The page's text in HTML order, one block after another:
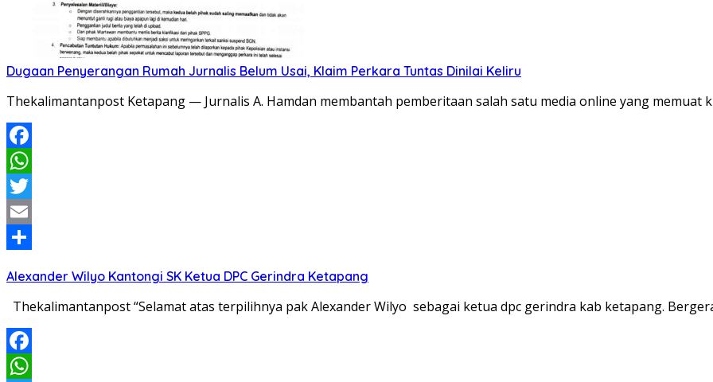
Dugaan Penyerangan Rumah Jurnalis Belum Usai, Klaim Perkara Tuntas Dinilai Keliru
Thekalimantanpost Ketapang — Jurnalis A. Hamdan membantah pemberitaan salah satu media online yang memuat
Facebook
WhatsApp
Twitter
Email
Alexander Wilyo Kantongi SK Ketua DPC Gerindra Ketapang
Thekalimantanpost “Selamat atas terpilihnya pak Alexander Wilyo sebagai ketua dpc gerindra kab ketapang.
Facebook